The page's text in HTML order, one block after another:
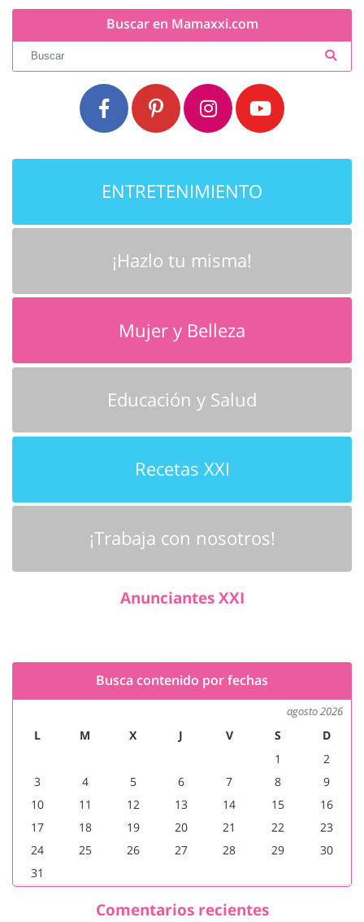
Buscar en Mamaxxi.com
ENTRETENIMIENTO
¡Hazlo tu misma!
Mujer y Belleza
Educación y Salud
Recetas XXI
¡Trabaja con nosotros!
Anunciantes XXI
Busca contenido por fechas
agosto 2026
L M X J V S
D
1
2
3
4 5 6 7 8
9
10
11 12 13 14 15
16
17
18 19 20 21 22
23
24
25 26 27 28 29
30
31
Comentarios recientes